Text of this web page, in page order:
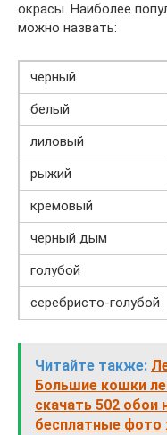
окрасы. Наиболее
можно назвать:
черный
белый
лиловый
рыжий
кремовый
черный дым
голубой
серебристо-голубой
Читайте также:
Большие кошки
скачать 502 обои
бесплатные фото